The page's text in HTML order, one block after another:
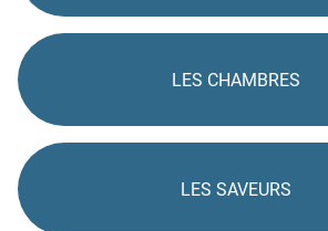
LES CHAMBRES
LES SAVEURS